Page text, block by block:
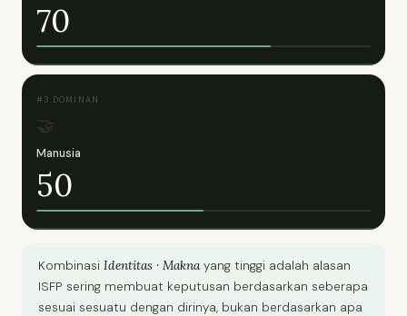
70
#3 DOMINAN
🤝
Manusia
50
Kombinasi Identitas · Maknayang tinggi adalah alasan
ISFP sering membuat keputusan berdasarkan seberapa
sesuai sesuatu dengan dirinya, bukan berdasarkan apa